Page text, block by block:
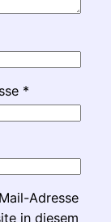
*
Adresse
in diesem